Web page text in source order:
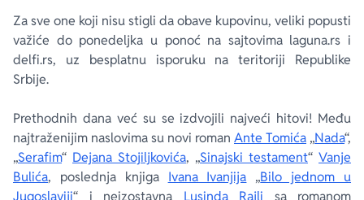
Za sve one koji nisu stigli da obave kupovinu, veliki popusti
važiće do ponedeljka u ponoć na sajtovima laguna.rs i
delfi.rs, uz besplatnu isporuku na teritoriji Republike
Srbije.
Prethodnih dana već su se izdvojili najveći hitovi! Među
najtraženijim naslovima su novi roman Ante Tomića „Nada“,
„Serafim“ Dejana Stojiljkovića, „Sinajski testament“ Vanje
Bulića, poslednja knjiga Ivana Ivanjija „Bilo jednom u
Jugoslaviji“ i neizostavna Lusinda Rajli sa romanom